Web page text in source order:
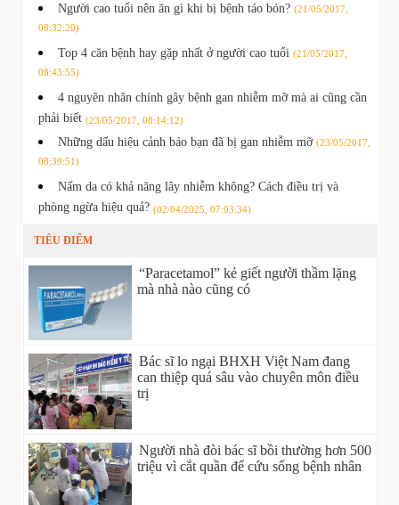
Người cao tuổi nên ăn gì khi bị bệnh táo bón? (21/05/2017,
08:32:20)
Top 4 căn bệnh hay gặp nhất ở người cao tuổi (21/05/2017,
08:43:55)
4 nguyên nhân chính gây bệnh gan nhiễm mỡ mà ai cũng cần
phải biết (23/05/2017, 08:14:12)
Những dấu hiệu cảnh báo bạn đã bị gan nhiễm mỡ (23/05/2017,
08:39:51)
Nấm da có khả năng lây nhiễm không? Cách điều trị và
phòng ngừa hiệu quả? (02/04/2025, 07:03:34)
TIÊU ĐIỂM
“Paracetamol” kẻ giết người thầm lặng
mà nhà nào cũng có
Bác sĩ lo ngại BHXH Việt Nam đang
can thiệp quá sâu vào chuyên môn điều
trị
Người nhà đòi bác sĩ bồi thường hơn 500
triệu vì cắt quần để cứu sống bệnh nhân